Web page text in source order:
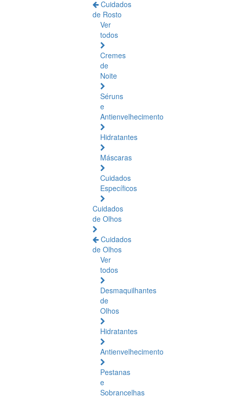
Cuidados
de Rosto
Ver
todos
Cremes
de
Noite
Séruns
e
Antienvelhecimento
Hidratantes
Máscaras
Cuidados
Específicos
Cuidados
de Olhos
Cuidados
de Olhos
Ver
todos
Desmaquilhantes
de
Olhos
Hidratantes
Antienvelhecimento
Pestanas
e
Sobrancelhas